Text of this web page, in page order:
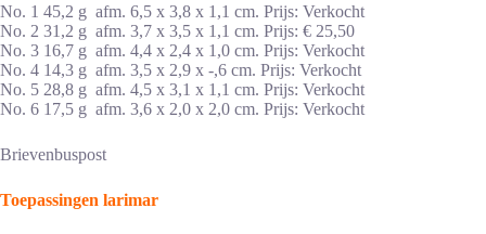
No. 1 45,2 g afm. 6,5 x 3,8 x 1,1 cm. Prijs: Verkocht
No. 2 31,2 g afm. 3,7 x 3,5 x 1,1 cm. Prijs: € 25,50
No. 3 16,7 g afm. 4,4 x 2,4 x 1,0 cm. Prijs: Verkocht
No. 4 14,3 g afm. 3,5 x 2,9 x -,6 cm. Prijs: Verkocht
No. 5 28,8 g afm. 4,5 x 3,1 x 1,1 cm. Prijs: Verkocht
No. 6 17,5 g afm. 3,6 x 2,0 x 2,0 cm. Prijs: Verkocht
Brievenbuspost
Toepassingen larimar